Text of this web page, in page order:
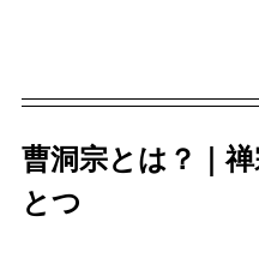
曹洞宗とは？｜
とつ